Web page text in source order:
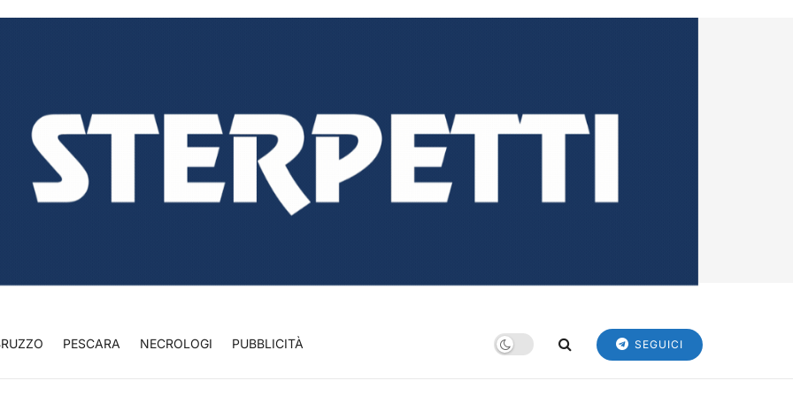
PESCARA NECROLOGI PUBBLICITÀ SEGUICI